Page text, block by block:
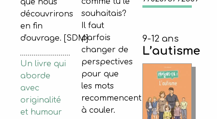
que nous
découvrirons
en fin
d'ouvrage. [SDM]
Un livre qui
aborde
avec
originalité
et humour
souhaitais?
Il faut
parfois
changer de
perspectives
pour que
les mots
recommencent
à couler.
9-12 ans
L’autisme